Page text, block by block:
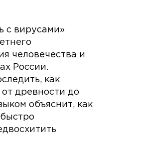
с вирусами»
человечества и
России.
как
древности до
объяснит, как